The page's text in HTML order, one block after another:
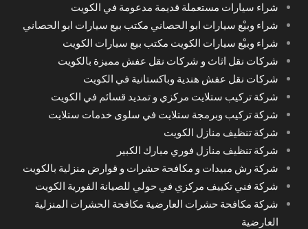
شراء سيارات مستعملة قديمة مدعومة في الكويت
شراء وبيْع سيارات ابو الحصاني مكتب بيع سيارات ابو الحصاني
شراء وبيْع سيارات الكويت مكتب بيع سيارات الكويت
شركات نقل اثاث و شركات نقل عفش مميزة بالكويت
شركات نقل عفش هندية وباكستانية في الكويت
شركة تركيب ستلايت مركزي و تمديد قسائم في الكويت
شركة تركيب وبرمجة ستلايت في سلوى خدمات ستلايت
شركة تنظيف منازل الكويت
شركة تنظيف منازل فوري مبارك الكبير
شركة رش مبيدات و مكافحة حشرات و قوارض منزلية بالكويت
شركة فني تكييف مركزي في حولي للصيانة الفورية الكويت
شركة مكافحة حشرات العارضية مكافحة الحشرات المنزلية
العارضية